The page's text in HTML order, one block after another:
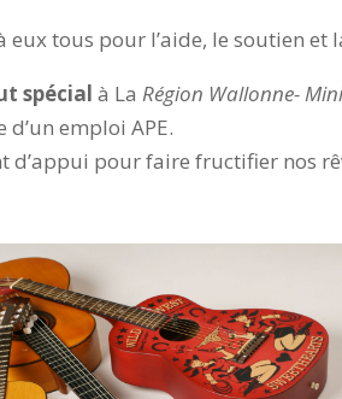
eux tous pour l’aide, le soutien et
spécial à LaRégion Wallonne-
emploi APE.
d’appui pour faire fructifier nos